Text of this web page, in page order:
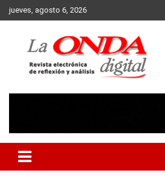
Skip
to
jueves, agosto 6, 2026